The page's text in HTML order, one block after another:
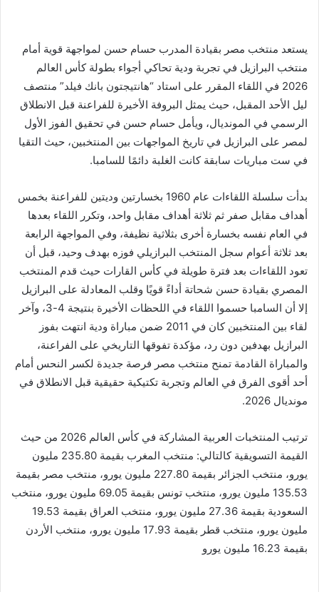
يستعد منتخب مصر بقيادة المدرب حسام حسن لمواجهة قوية أمام
منتخب البرازيل في تجربة ودية تحاكي أجواء بطولة كأس العالم
2026 في اللقاء المقرر على استاد “هانتيجتون بانك فيلد” منتصف
ليل الأحد المقبل، حيث يمثل البروفة الأخيرة للفراعنة قبل الانطلاق
الرسمي في المونديال، ويأمل حسام حسن في تحقيق الفوز الأول
لمصر على البرازيل في تاريخ المواجهات بين المنتخبين، حيث التقيا
في ست مباريات سابقة كانت الغلبة دائمًا للسامبا.
بدأت سلسلة اللقاءات عام 1960 بخسارتين وديتين للفراعنة بخمس
أهداف مقابل صفر ثم ثلاثة أهداف مقابل واحد، وتكرر اللقاء بعدها
في العام نفسه بخسارة أخرى بثلاثية نظيفة، وفي المواجهة الرابعة
بعد ثلاثة أعوام سجل المنتخب البرازيلي فوزه بهدف وحيد، قبل أن
تعود اللقاءات بعد فترة طويلة في كأس القارات حيث قدم المنتخب
المصري بقيادة حسن شحاتة أداءً قويًا وقلب المعادلة على البرازيل
إلا أن السامبا حسموا اللقاء في اللحظات الأخيرة بنتيجة 4-3، وآخر
لقاء بين المنتخبين كان في 2011 ضمن مباراة ودية انتهت بفوز
البرازيل بهدفين دون رد، مؤكدة تفوقها التاريخي على الفراعنة،
والمباراة القادمة تمنح منتخب مصر فرصة جديدة لكسر النحس أمام
أحد أقوى الفرق في العالم وتجربة تكتيكية حقيقية قبل الانطلاق في
مونديال 2026.
ترتيب المنتخبات العربية المشاركة في كأس العالم 2026 من حيث
القيمة التسويقية كالتالي: منتخب المغرب بقيمة 235.80 مليون
يورو، منتخب الجزائر بقيمة 227.80 مليون يورو، منتخب مصر بقيمة
135.53 مليون يورو، منتخب تونس بقيمة 69.05 مليون يورو، منتخب
السعودية بقيمة 27.36 مليون يورو، منتخب العراق بقيمة 19.53
مليون يورو، منتخب قطر بقيمة 17.93 مليون يورو، منتخب الأردن
بقيمة 16.23 مليون يورو